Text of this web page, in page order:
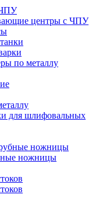
ЧПУ
центры с ЧПУ
по металлу
для шлифовальных
ножницы
ножницы